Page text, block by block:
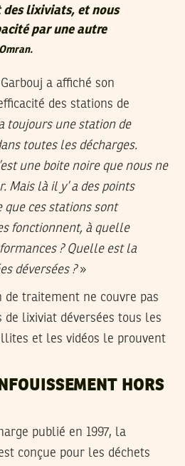
lixiviats, et nous
par une autre
a affiché son
des stations de
toujours une station de
toutes les décharges.
une boite noire que nous ne
Mais là il y’ a des points
que ces stations sont
fonctionnent, à quelle
? Quelle est la
déversées ?»
traitement ne couvre pas
lixiviat déversées tous les
et les vidéos le prouvent
HORS
publié en 1997, la
conçue pour les déchets